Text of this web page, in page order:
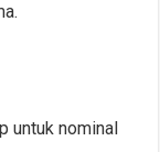
untuk nominal